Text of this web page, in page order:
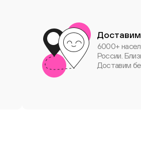
6000+
России.
Доставим